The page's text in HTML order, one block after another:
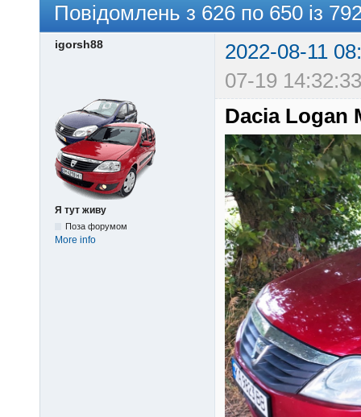
Повідомлень з 626 по 650 із
igorsh88
2022-08-11
07-19
Я тут живу
Поза форумом
More info
Dacia Logan